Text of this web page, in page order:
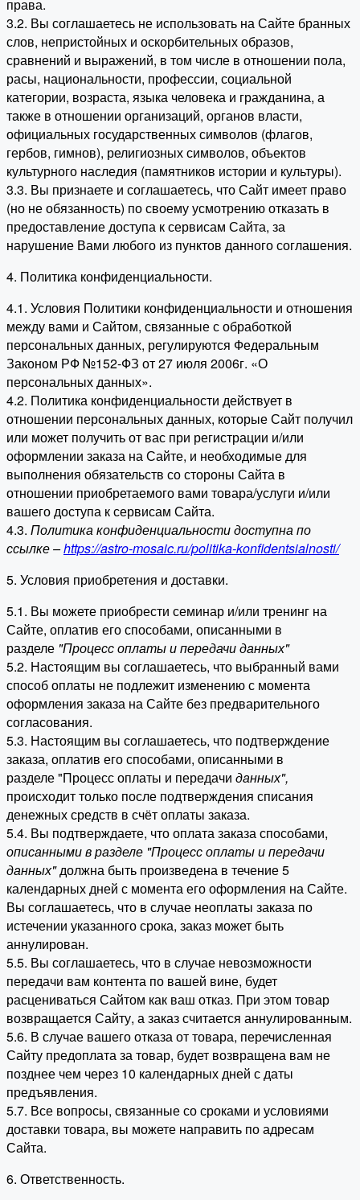
права.
3.2. Вы соглашаетесь не использовать на Сайте бранных
слов, непристойных и оскорбительных образов,
сравнений и выражений, в том числе в отношении пола,
расы, национальности, профессии, социальной
категории, возраста, языка человека и гражданина, а
также в отношении организаций, органов власти,
официальных государственных символов (флагов,
гербов, гимнов), религиозных символов, объектов
культурного наследия (памятников истории и культуры).
3.3. Вы признаете и соглашаетесь, что Сайт имеет право
(но не обязанность) по своему усмотрению отказать в
предоставление доступа к сервисам Сайта, за
нарушение Вами любого из пунктов данного соглашения.
4. Политика конфиденциальности.
4.1. Условия Политики конфиденциальности и отношения
между вами и Сайтом, связанные с обработкой
персональных данных, регулируются Федеральным
Законом РФ №152-ФЗ от 27 июля 2006г. «О
персональных данных».
4.2. Политика конфиденциальности действует в
отношении персональных данных, которые Сайт получил
или может получить от вас при регистрации и/или
оформлении заказа на Сайте, и необходимые для
выполнения обязательств со стороны Сайта в
отношении приобретаемого вами товара/услуги и/или
вашего доступа к сервисам Сайта.
4.3. Политика конфиденциальности доступна по
ссылке –https://astro-mosaic.ru/politika-konfidentsialnosti/
5. Условия приобретения и доставки.
5.1. Вы можете приобрести семинар и/или тренинг на
Сайте, оплатив его способами, описанными в
разделе "Процесс оплаты и передачи данных"
5.2. Настоящим вы соглашаетесь, что выбранный вами
способ оплаты не подлежит изменению с момента
оформления заказа на Сайте без предварительного
согласования.
5.3. Настоящим вы соглашаетесь, что подтверждение
заказа, оплатив его способами, описанными в
разделе "Процесс оплаты и передачи данных",
происходит только после подтверждения списания
денежных средств в счёт оплаты заказа.
5.4. Вы подтверждаете, что оплата заказа способами,
описанными в разделе "Процесс оплаты и передачи
данных"должна быть произведена в течение 5
календарных дней с момента его оформления на Сайте.
Вы соглашаетесь, что в случае неоплаты заказа по
истечении указанного срока, заказ может быть
аннулирован.
5.5. Вы соглашаетесь, что в случае невозможности
передачи вам контента по вашей вине, будет
расцениваться Сайтом как ваш отказ. При этом товар
возвращается Сайту, а заказ считается аннулированным.
5.6. В случае вашего отказа от товара, перечисленная
Сайту предоплата за товар, будет возвращена вам не
позднее чем через 10 календарных дней с даты
предъявления.
5.7. Все вопросы, связанные со сроками и условиями
доставки товара, вы можете направить по адресам
Сайта.
6. Ответственность.